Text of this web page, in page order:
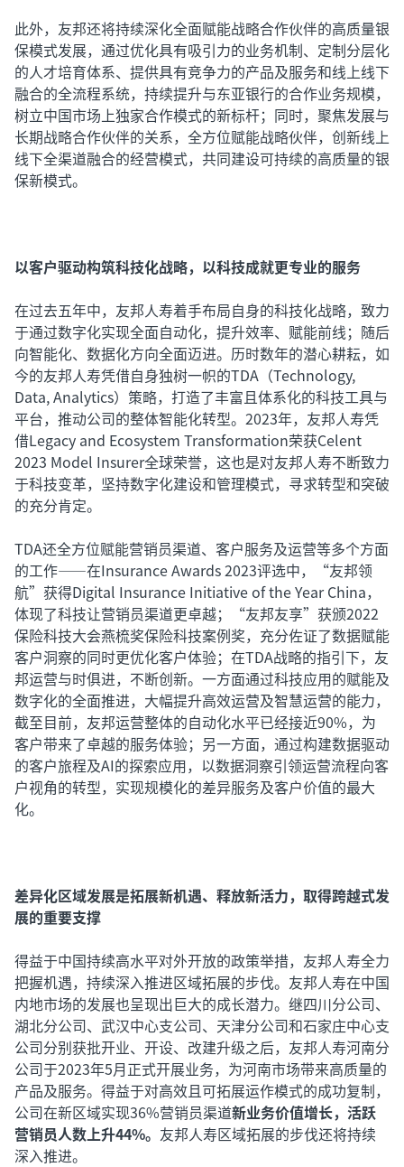
此外，友邦还将持续深化全面赋能战略合作伙伴的高质量银
保模式发展，通过优化具有吸引力的业务机制、定制分层化
的人才培育体系、提供具有竞争力的产品及服务和线上线下
融合的全流程系统，持续提升与东亚银行的合作业务规模，
树立中国市场上独家合作模式的新标杆；同时，聚焦发展与
长期战略合作伙伴的关系，全方位赋能战略伙伴，创新线上
线下全渠道融合的经营模式，共同建设可持续的高质量的银
保新模式。
以客户驱动构筑科技化战略，以科技成就更专业的服务
在过去五年中，友邦人寿着手布局自身的科技化战略，致力
于通过数字化实现全面自动化，提升效率、赋能前线；随后
向智能化、数据化方向全面迈进。历时数年的潜心耕耘，如
今的友邦人寿凭借自身独树一帜的TDA（Technology,
Data, Analytics）策略，打造了丰富且体系化的科技工具与
平台，推动公司的整体智能化转型。2023年，友邦人寿凭
借Legacy and Ecosystem Transformation荣获Celent
2023 Model Insurer全球荣誉，这也是对友邦人寿不断致力
于科技变革，坚持数字化建设和管理模式，寻求转型和突破
的充分肯定。
TDA还全方位赋能营销员渠道、客户服务及运营等多个方面
的工作——在Insurance Awards 2023评选中，“友邦领
航”获得Digital Insurance Initiative of the Year China，
体现了科技让营销员渠道更卓越；“友邦友享”获颁2022
保险科技大会燕梳奖保险科技案例奖，充分佐证了数据赋能
客户洞察的同时更优化客户体验；在TDA战略的指引下，友
邦运营与时俱进，不断创新。一方面通过科技应用的赋能及
数字化的全面推进，大幅提升高效运营及智慧运营的能力，
截至目前，友邦运营整体的自动化水平已经接近90%，为
客户带来了卓越的服务体验；另一方面，通过构建数据驱动
的客户旅程及AI的探索应用，以数据洞察引领运营流程向客
户视角的转型，实现规模化的差异服务及客户价值的最大
化。
差异化区域发展是拓展新机遇、释放新活力，取得跨越式发
展的重要支撑
得益于中国持续高水平对外开放的政策举措，友邦人寿全力
把握机遇，持续深入推进区域拓展的步伐。友邦人寿在中国
内地市场的发展也呈现出巨大的成长潜力。继四川分公司、
湖北分公司、武汉中心支公司、天津分公司和石家庄中心支
公司分别获批开业、开设、改建升级之后，友邦人寿河南分
公司于2023年5月正式开展业务，为河南市场带来高质量的
产品及服务。得益于对高效且可拓展运作模式的成功复制，
公司在新区域实现36%营销员渠道新业务价值增长，活跃
营销员人数上升44%。 友邦人寿区域拓展的步伐还将持续
深入推进。